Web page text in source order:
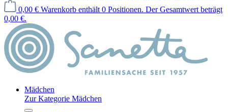
0,00 € Warenkorb enthält 0 Positionen. Der Gesamtwert beträgt
0,00 €.
Mädchen
Zur Kategorie Mädchen